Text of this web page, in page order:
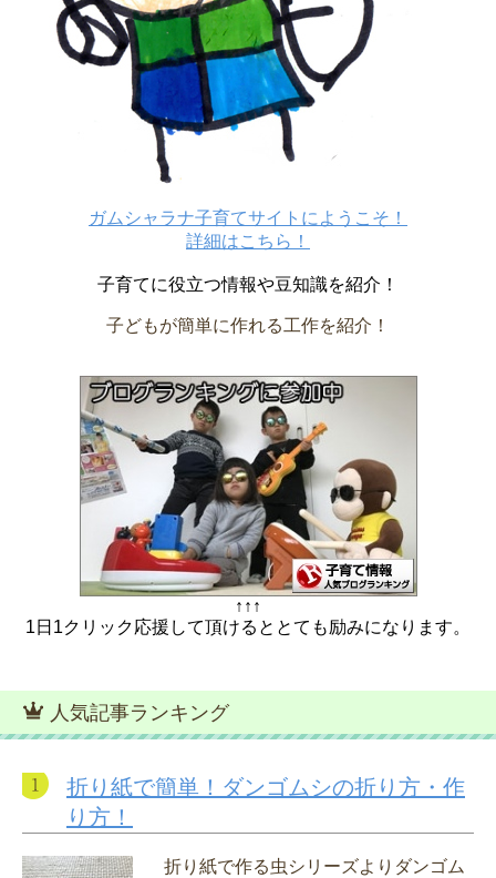
ガムシャラナ子育てサイトにようこそ！
詳細はこちら！
子育てに役立つ情報や豆知識を紹介！
子どもが簡単に作れる工作を紹介！
↑↑↑
1日1クリック応援して頂けるととても励みになります。
人気記事ランキング
折り紙で簡単！ダンゴムシの折り方・作
り方！
折り紙で作る虫シリーズよりダンゴム